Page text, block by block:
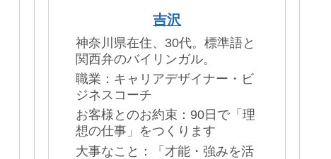
吉沢
神奈川県在住、30代。標準語と
関西弁のバイリンガル。
職業：キャリアデザイナー・ビ
ジネスコーチ
お客様とのお約束：90日で「理
想の仕事」をつくります
大事なこと：「才能・強みを活